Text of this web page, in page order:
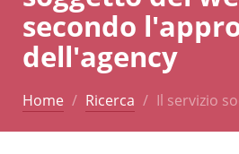
secondo
dell'agency
Home Ricerca Il servizio